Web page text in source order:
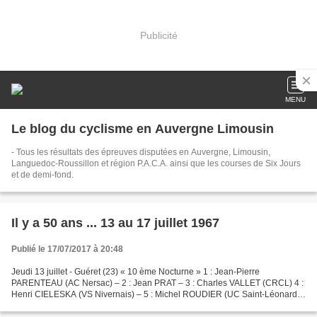
Publicité
MENU
Le blog du cyclisme en Auvergne Limousin
- Tous les résultats des épreuves disputées en Auvergne, Limousin,
Languedoc-Roussillon et région P.A.C.A. ainsi que les courses de Six Jours
et de demi-fond.
Il y a 50 ans ... 13 au 17 juillet 1967
Publié le 17/07/2017 à 20:48
Jeudi 13 juillet - Guéret (23) « 10 ème Nocturne » 1 : Jean-Pierre
PARENTEAU (AC Nersac) – 2 : Jean PRAT – 3 : Charles VALLET (CRCL) 4 :
Henri CIELESKA (VS Nivernais) – 5 : Michel ROUDIER (UC Saint-Léonard) .